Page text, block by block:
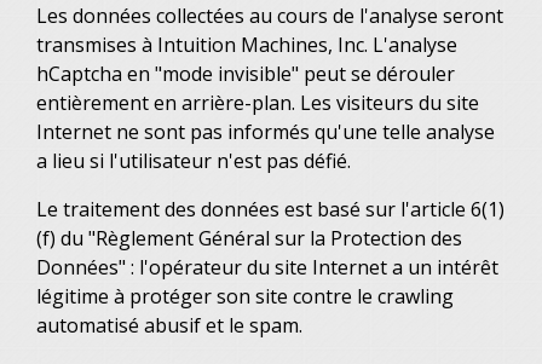
Les données collectées au cours de l'analyse seront
transmises à Intuition Machines, Inc. L'analyse
hCaptcha en "mode invisible" peut se dérouler
entièrement en arrière-plan. Les visiteurs du site
Internet ne sont pas informés qu'une telle analyse
a lieu si l'utilisateur n'est pas défié.
Le traitement des données est basé sur l'article 6(1)
(f) du "Règlement Général sur la Protection des
Données" : l'opérateur du site Internet a un intérêt
légitime à protéger son site contre le crawling
automatisé abusif et le spam.